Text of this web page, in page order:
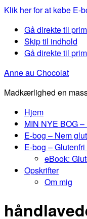
Klik her for at købe E-
Gå direkte til
Skip til indhold
Gå direkte til
Anne au Chocolat
Madkærlighed en
Hjem
MIN NYE BOG
E-bog – Nem
E-bog –
eBook:
Opskrifter
Om mig